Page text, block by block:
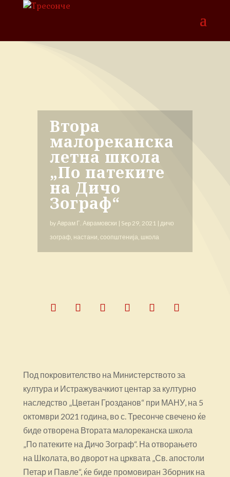
Втора
малореканска
летна школа
„По патеките
на Дичо
Зограф“
byАврам Г. Аврамовски | Sep 29, 2021 |дичо
зограф, настани,соопштенија, школа
Под покровителство на Министерството за
култура и Истражувачкиот центар за културно
наследство „Цветан Грозданов“ при МАНУ, на 5
октомври 2021 година, во с. Тресонче свечено ќе
биде отворена Втората малореканска школа
„По патеките на Дичо Зограф“. На отворањето
на Школата, во дворот на црквата „Св. апостоли
Петар и Павле“, ќе биде промовиран Зборник на